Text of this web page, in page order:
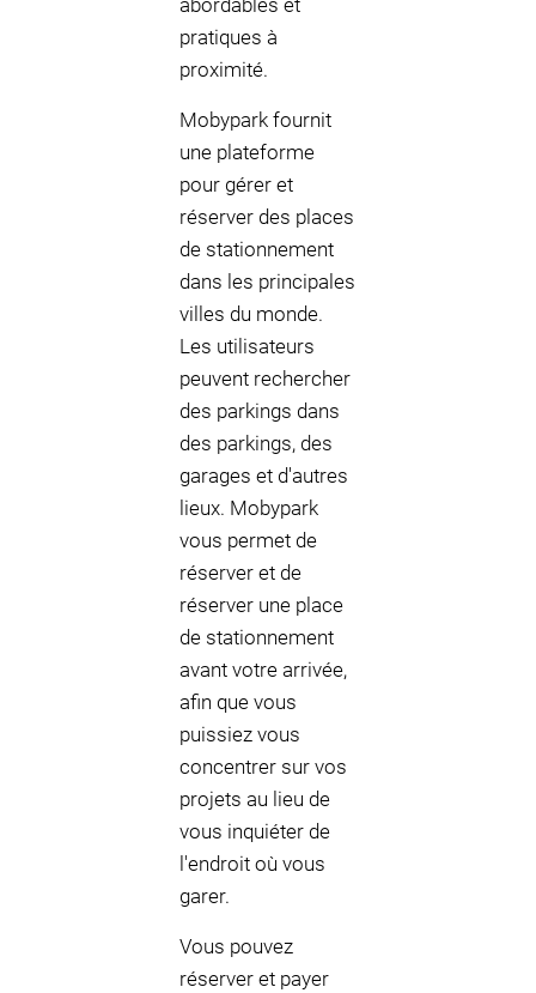
abordables et
pratiques à
proximité.
Mobypark fournit
une plateforme
pour gérer et
réserver des places
de stationnement
dans les principales
villes du monde.
Les utilisateurs
peuvent rechercher
des parkings dans
des parkings, des
garages et d'autres
lieux. Mobypark
vous permet de
réserver et de
réserver une place
de stationnement
avant votre arrivée,
afin que vous
puissiez vous
concentrer sur vos
projets au lieu de
vous inquiéter de
l'endroit où vous
garer.
Vous pouvez
réserver et payer